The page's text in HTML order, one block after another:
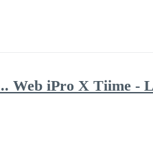
Web iPro X Tiime -